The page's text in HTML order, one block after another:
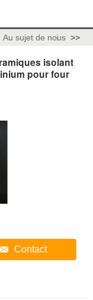
Au sujet de nous >>
isolant
pour four
Contact